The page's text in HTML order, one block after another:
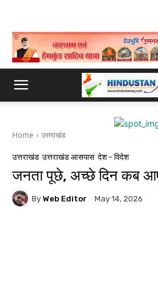
Home उत्तराखंड
उत्तराखंड उत्तराखंड आसपास देश - विदेश
जनता पूछे, अच्छे दिन कब
By Web Editor May 14, 2026